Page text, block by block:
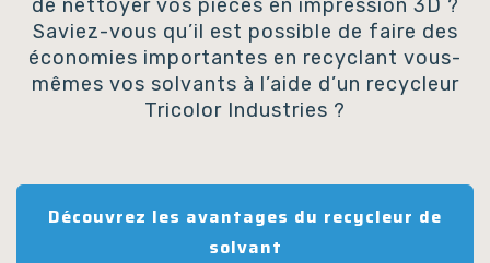
de nettoyer vos pièces en impression 3D ?
Saviez-vous qu’il est possible de faire des
économies importantes en recyclant vous-
mêmes vos solvants à l’aide d’un recycleur
Tricolor Industries ?
Découvrez les avantages du recycleur de
solvant